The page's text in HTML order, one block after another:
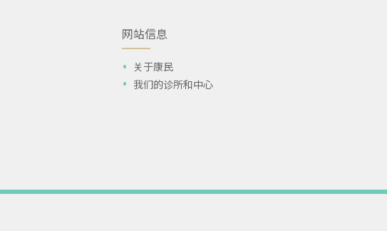
网站信息
关于康民
我们的诊所和中心